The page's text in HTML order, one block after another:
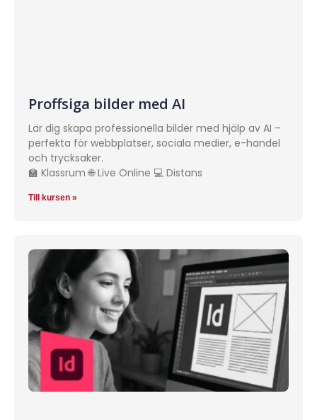
Proffsiga bilder med AI
Lär dig skapa professionella bilder med hjälp av AI –
perfekta för webbplatser, sociala medier, e-handel
och trycksaker.
🏫 Klassrum 🌐 Live Online 💻 Distans
Till kursen »